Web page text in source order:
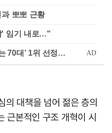
뽀뽀 근황
' 임기 내로…"
대책을 넘어 젊은 층의
근본적인 구조 개혁이 시